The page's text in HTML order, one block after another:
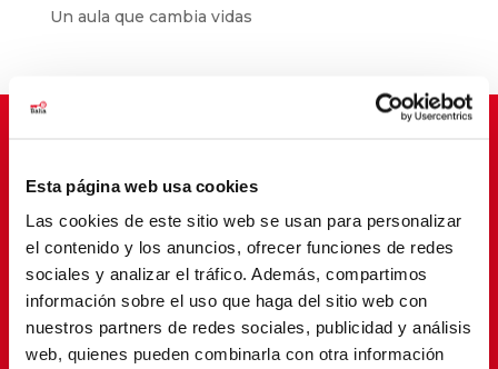
Esta página web usa cookies
Las cookies de este sitio web se usan para personalizar
el contenido y los anuncios, ofrecer funciones de redes
sociales y analizar el tráfico. Además, compartimos
información sobre el uso que haga del sitio web con
nuestros partners de redes sociales, publicidad y análisis
web, quienes pueden combinarla con otra información
Un aula que cambia vidas
Suscríbete para cambiar vidas